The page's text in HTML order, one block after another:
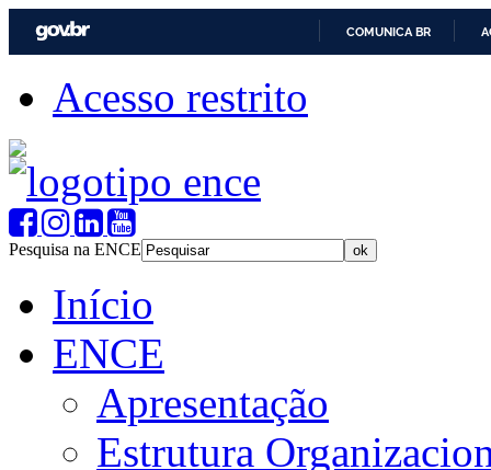
COMUNICA BR
Acesso restrito
Pesquisa na ENCE
Início
ENCE
Apresentação
Estrutura